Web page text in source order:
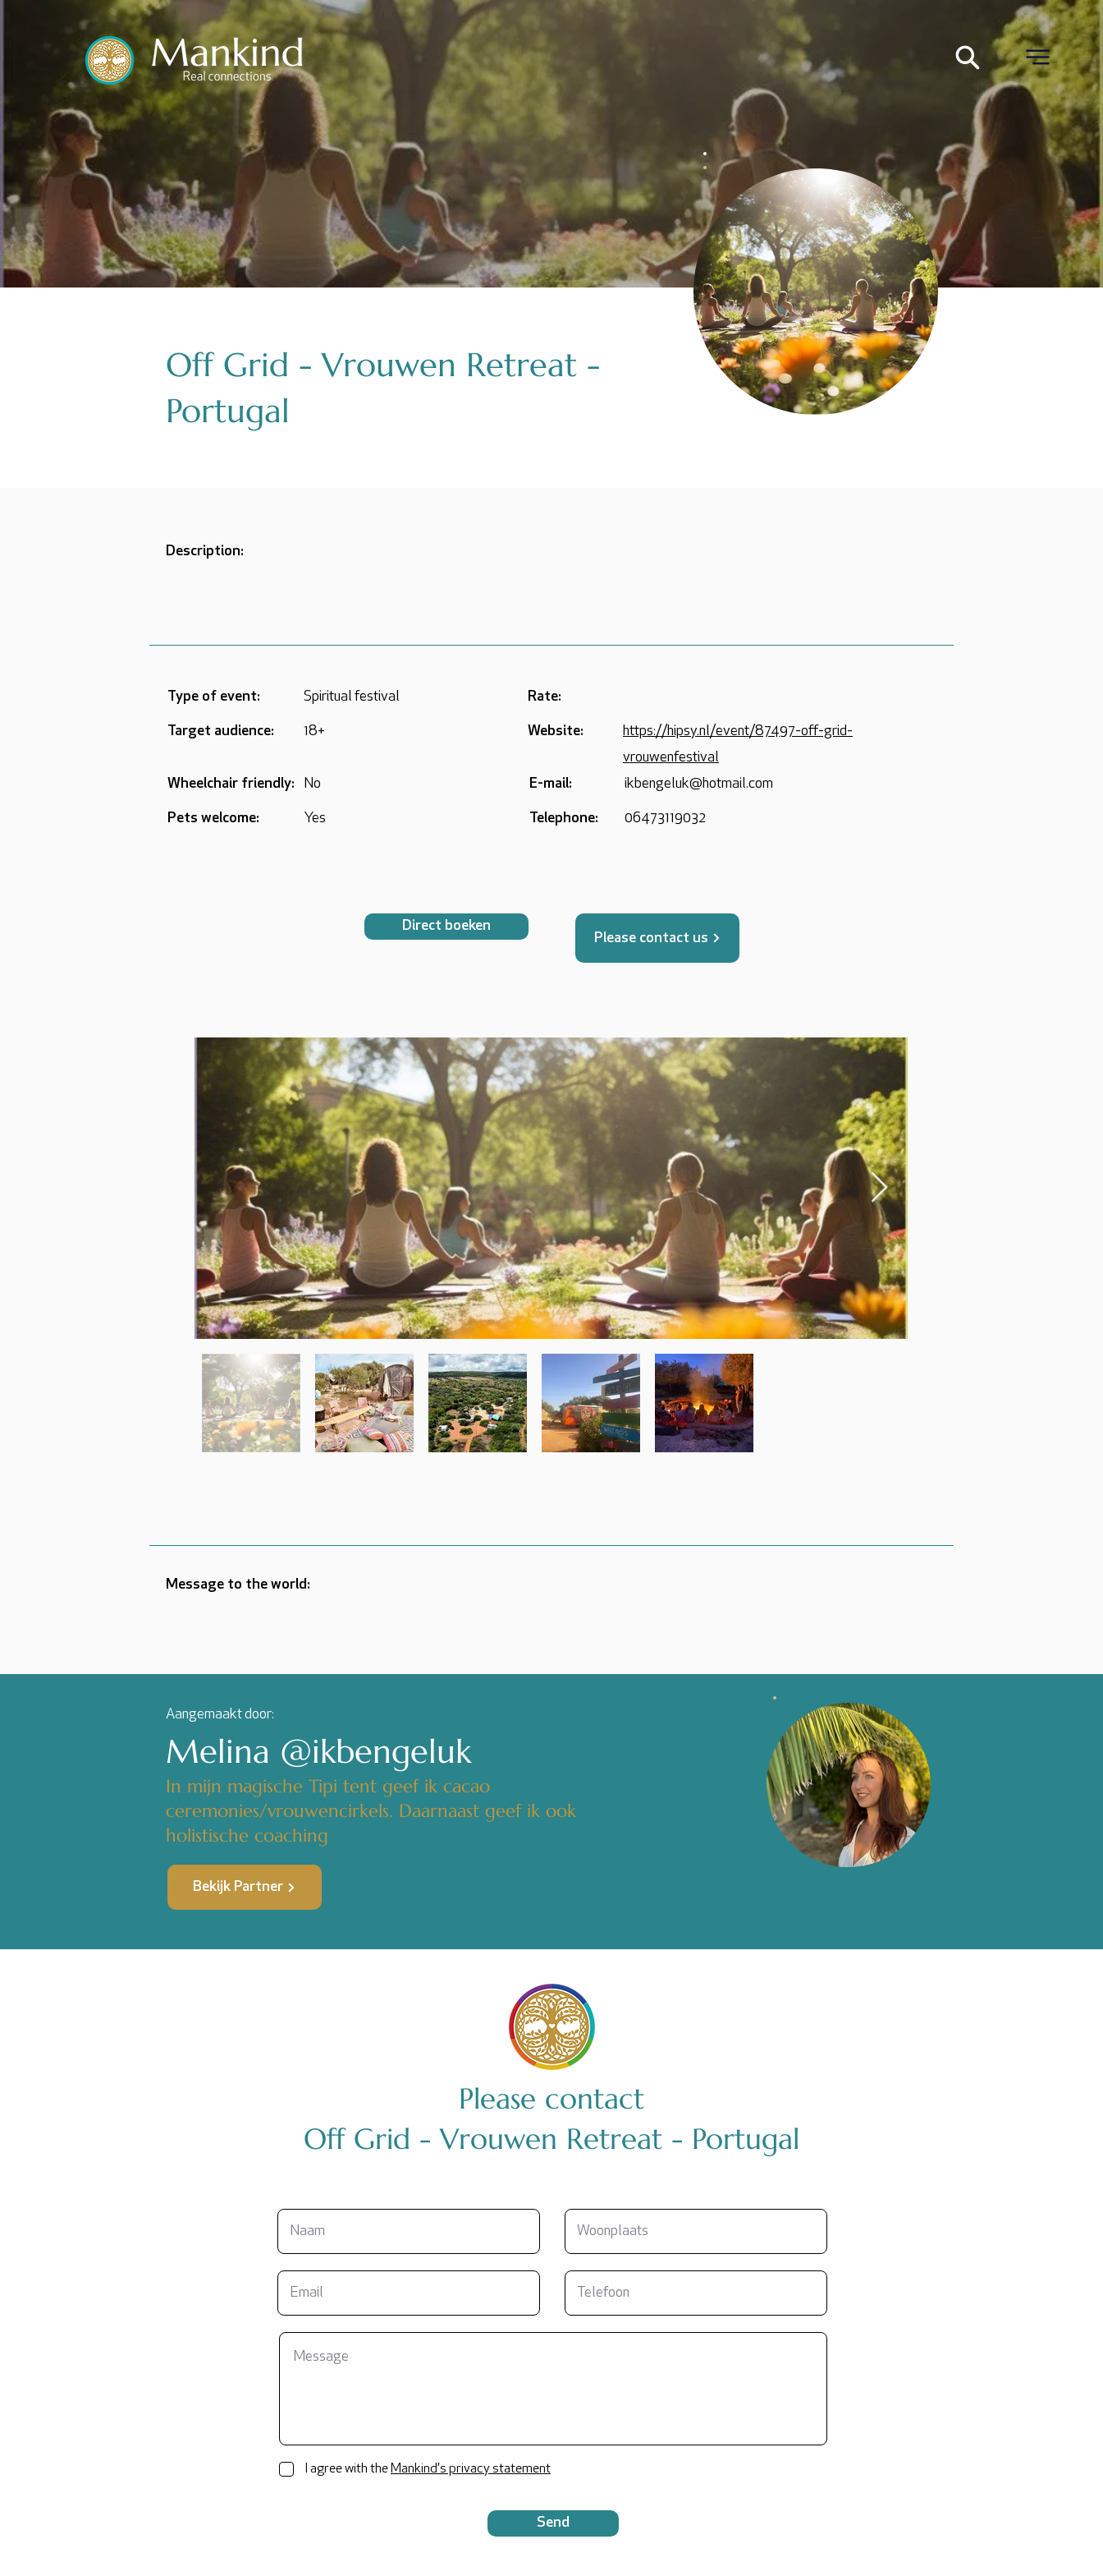
Off Grid - Vrouwen Retreat -
Portugal
Description:
Type of event: Spiritual festival
Target audience: 18+
Wheelchair friendly: No
Pets welcome: Yes
Rate:
Website:
https://hipsy.nl/event/87497-off-grid-
vrouwenfestival
E-mail:
ikbengeluk@hotmail.com
Telephone: 06473119032
Direct boeken
Please contact us
Message to the world:
Aangemaakt door:
Melina @ikbengeluk
In mijn magische Tipi tent geef ik cacao
ceremonies/vrouwencirkels. Daarnaast geef ik ook
holistische coaching
Bekijk Partner
Please contact
Off Grid - Vrouwen Retreat - Portugal
I agree with the Mankind's privacy statement
Send